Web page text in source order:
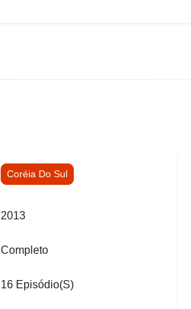
Coréia Do Sul
2013
Completo
16 Episódio(s)